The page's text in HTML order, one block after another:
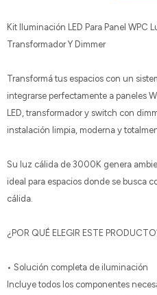
Kit Iluminación LED Para Panel WPC
Transformador Y Dimmer
Transformá tus espacios con un
integrarse perfectamente a paneles
LED, transformador y switch con
instalación limpia, moderna y
Su luz cálida de 3000K genera
ideal para espacios donde se busca
cálida.
¿POR QUÉ ELEGIR ESTE
• Solución completa de iluminación
Incluye todos los componentes